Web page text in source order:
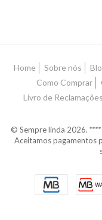
Home Sobre nós
Como Comprar
Livro de
© Sempre linda 2026.
Aceitamos pagamentos